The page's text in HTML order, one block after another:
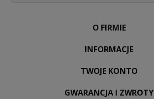
O FIRMIE
INFORMACJE
TWOJE KONTO
GWARANCJA I ZWROTY